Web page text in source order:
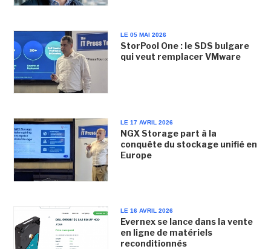
LE 05 MAI 2026
StorPool One : le SDS bulgare
qui veut remplacer VMware
LE 17 AVRIL 2026
NGX Storage part à la
conquête du stockage unifié en
Europe
LE 16 AVRIL 2026
Evernex se lance dans la vente
en ligne de matériels
reconditionnés